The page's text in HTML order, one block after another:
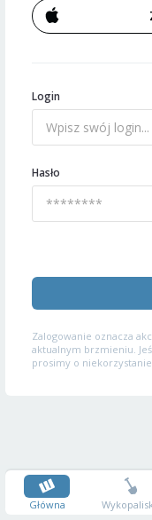
Login
Hasło
Zalogowanie oznacza
aktualnym brzmieniu.
prosimy o
Główna